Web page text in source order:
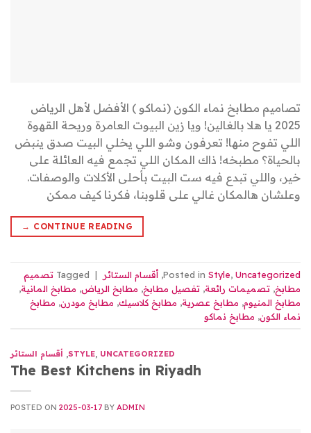
تصاميم مطابخ نماء الكون (نماكو ) الأفضل لأهل الرياض
2025 يا هلا بالغالين! ويا زين البيوت العامرة وريحة القهوة
اللي تفوح منها! تعرفون وشو اللي يخلي البيت صدق ينبض
بالحياة؟ مطبخه! ذاك المكان اللي تجمع فيه العائلة على
خير، واللي تبدع فيه ست البيت بأحلى الأكلات والوصفات.
وعلشان هالمكان غالي على قلوبنا، فكرنا كيف ممكن
CONTINUE READING
→
Posted in Style, Uncategorized
, أقسام الستائر |
Tagged تصميم
مطابخ, تصميمات رائعة, تفصيل مطابخ, مطابخ الرياض, مطابخ المانية,
مطابخ المنيوم, مطابخ عصرية, مطابخ كلاسيك, مطابخ مودرن, مطابخ
نماء الكون, مطابخ نماكو
STYLE, UNCATEGORIZED
, أقسام الستائر
The Best Kitchens in Riyadh
POSTED ON 2025-03-17 BY ADMIN